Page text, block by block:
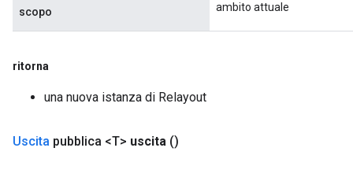
scopo ambito attuale
ritorna
una nuova istanza di Relayout
Uscita pubblica <T> uscita ()